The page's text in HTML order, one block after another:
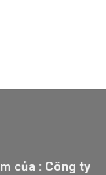
của : Công ty